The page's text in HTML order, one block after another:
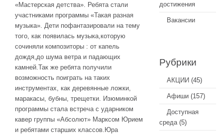
«Мастерская детства». Ребята стали
участниками программы «Такая разная
музыка». Дети пофантазировали на тему
того, как появилась музыка,которую
сочиняли композиторы : от капель
дождя,до шума ветра и падающих
камней.Так же ребята получили
возможность поиграть на таких
инструментах, как деревянные ложки,
маракасы, бубны, трещетки. Изюминкой
программы стала встреча с ударником
кавер группы «Абсолют» Марксом Юрием
и ребятами старших классов.Юра
достижения
Вакансии
Рубрики
АКЦИИ (45)
Афиши (157)
Доступная
среда(5)